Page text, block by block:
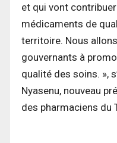
et qui vont
médicaments de
territoire. Nous
gouvernants à
qualité des soins. »,
Nyasenu, nouveau
des pharmaciens du